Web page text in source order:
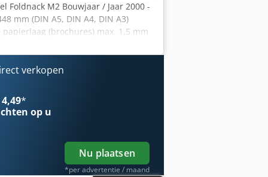
Foldnack M2 Bouwjaar / Jaar 2000 -
mm (DIN A5, DIN A4, DIN A3)
(brochures) max. 1,5 mm
mm (ca. 20 x 80 g) Uitvoer max. 500
x 80 x 50) Nietjestypes 26/6, Ri 26/6
via WhatsApp - MS Zoom -
getest worden
verkopen
*
op u
Nu plaatsen
*per advertentie / maand